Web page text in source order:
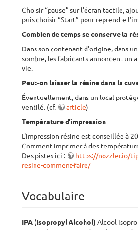
Choisir “pause” sur l'écran tactile,
puis choisir “Start” pour reprendre
Combien de temps se conserve la
Dans son contenant d'origine, dans
sombre, les fabricants annoncent un
vie.
Peut-on laisser la résine dans la
Éventuellement, dans un local
ventilé. (cf.
article)
Température d'impression
L'impression résine est conseillée à
Comment imprimer à des
Des pistes ici :
https://nozzler.io/
resine-comment-faire/
Vocabulaire
IPA (Isopropyl Alcohol) Alcool